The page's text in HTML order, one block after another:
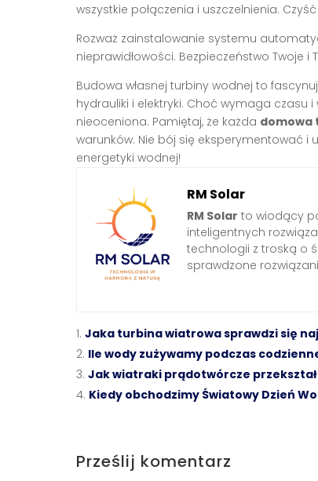
wszystkie połączenia i uszczelnienia.
Rozważ zainstalowanie systemu
nieprawidłowości. Bezpieczeństwo Twoje
Budowa własnej turbiny wodnej to
hydrauliki i elektryki. Choć wymaga czasu i
nieoceniona. Pamiętaj, że każda domowa
warunków. Nie bój się eksperymentować i
energetyki wodnej!
RM Solar
RM Solar to wiodący
inteligentnych
technologii z troską o
sprawdzone
Jaka turbina wiatrowa sprawdzi się
Ile wody zużywamy podczas
Jak wiatraki prądotwórcze
Kiedy obchodzimy Światowy Dzień
Prześlij komentarz